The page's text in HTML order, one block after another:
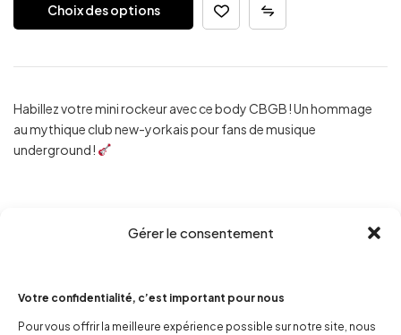
Gérer le consentement
Votre confidentialité, c’est important pour nous
Pour vous offrir la meilleure expérience possible sur notre site, nous
Choix des options
Habillez votre mini rockeur avec ce body CBGB ! Un hommage
au mythique club new-yorkais pour fans de musique
underground !